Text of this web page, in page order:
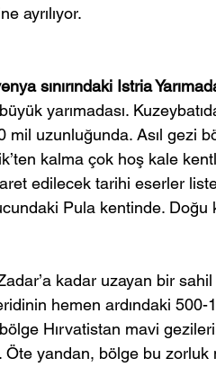
ayrılıyor.
sınırındaki Istria
yarımadası.
uzunluğunda. Asıl gezi
kalma çok hoş kale
edilecek tarihi eserler
Pula kentinde. Doğu
kadar uzayan bir
hemen ardındaki
Hırvatistan mavi
Öte yandan, bölge bu